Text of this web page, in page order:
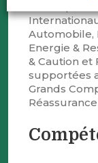
Automobile,
Energie &
& Caution et
supportées
Grands